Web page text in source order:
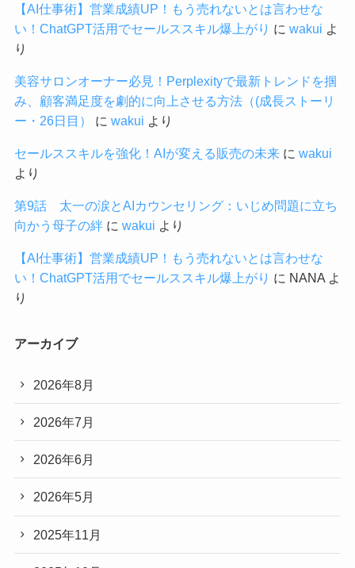
【AI仕事術】営業成績UP！もう売れないとは言わせな
い！ChatGPT活用でセールススキル爆上がり に wakui よ
り
美容サロンオーナー必見！Perplexityで最新トレンドを掴
み、顧客満足度を劇的に向上させる方法（(成長ストーリ
ー・26日目）
に wakui より
セールススキルを強化！AIが変える販売の未来に wakui
より
第9話 太一の涙とAIカウンセリング：いじめ問題に立ち
向かう母子の絆に wakui より
【AI仕事術】営業成績UP！もう売れないとは言わせな
い！ChatGPT活用でセールススキル爆上がり に NANAよ
り
アーカイブ
2026年8月
2026年7月
2026年6月
2026年5月
2025年11月